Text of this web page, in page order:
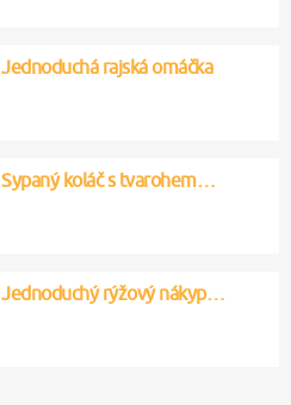
Jednoduchá rajská omáčka
Jednoduchý rýžový nákyp…
Sypaný koláč s tvarohem…